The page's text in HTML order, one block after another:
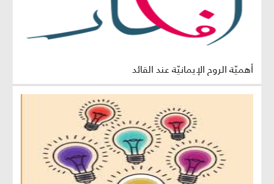
أهميّة الروح الإيمانيّة عند القائد